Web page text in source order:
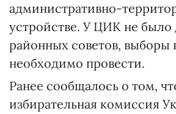
административно-
устройстве. У ЦИК не было
районных советов, выборы
необходимо провести.
Ранее сообщалось о том,
избирательная комиссия